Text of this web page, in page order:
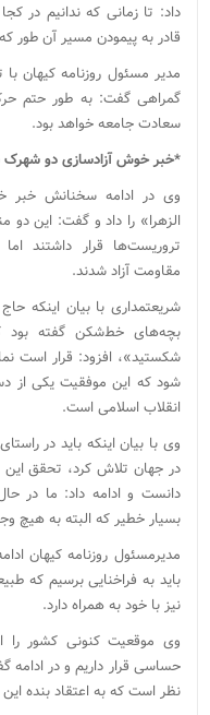
داد: تا زمانی که ندانیم در
قادر به پیمودن مسیر آن طور
مدیر مسئول روزنامه کیهان با
گمراهی گفت: به طور حتم
سعادت جامعه خواهد بود.
*خبر خوش آزادسازی دو
وی در ادامه سخنانش خبر
الزهرا» را داد و گفت: این
تروریست‌ها قرار داشتند
مقاومت آزاد شدند.
شریعتمداری با بیان اینکه
بچه‌های خط‌شکن گفته بود
شکستید»، افزود: قرار است
شود که این موفقیت یکی از
انقلاب اسلامی است.
در جهان تلاش کرد، تحقق این
دانست و ادامه داد: ما در
بسیار خطیر که البته به هیچ
مدیرمسئول روزنامه کیهان
باید به فراخنایی برسیم که
نیز با خود به همراه دارد.
وی موقعیت کنونی کشور
حساسی قرار داریم و در
نظر است که به اعتقاد بنده